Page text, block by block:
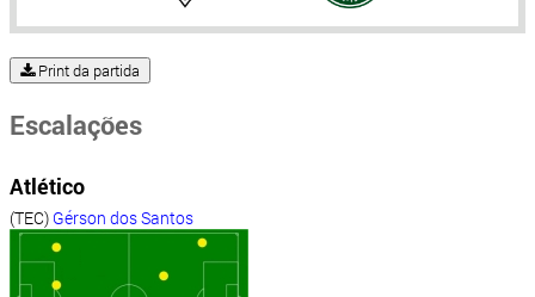
Print da partida
Escalações
Atlético
(TEC) Gérson dos Santos